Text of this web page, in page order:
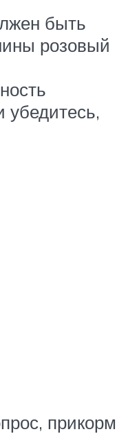
быть
розовый
убедитесь,
прикорм